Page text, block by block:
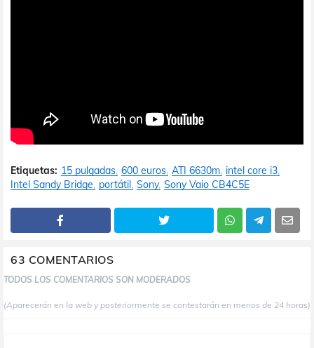
Etiquetas: 15 pulgadas 600 euros ATI 6630m intel core i3
Intel Sandy Bridge portátil Sony Sony Vaio CB4C5E
63 COMENTARIOS
TODOS LOS COMENTARIOS SON MODERADOS
(Aparecerán en la web y posteriormente se contestarán en menos de 24 horas)